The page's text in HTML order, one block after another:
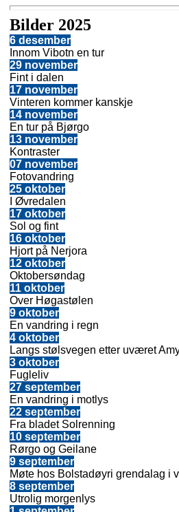
Bilder 2025
6 desember
Innom Vibotn en tur
29 november
Fint i dalen
17 november
Vinteren kommer kanskje
14 november
En tur på Bjørgo
13 november
Kontraster
07 november
Fotovandring
25 oktober
I Øvredalen
17 oktober
Sol og fint
16 oktober
Hjort på Nerjora
12 oktober
Oktobersøndag
11 oktober
Over Høgastølen
9 oktober
En vandring i regn
4 oktober
Langs stølsvegen etter uværet
3 oktober
Fugleliv
27 september
En vandring i motlys
22 september
Fra bladet Solrenning
10 september
Rørgo og Geilane
9 september
Møte hos Bolstadøyri grendalag i
8 september
Utrolig morgenlys